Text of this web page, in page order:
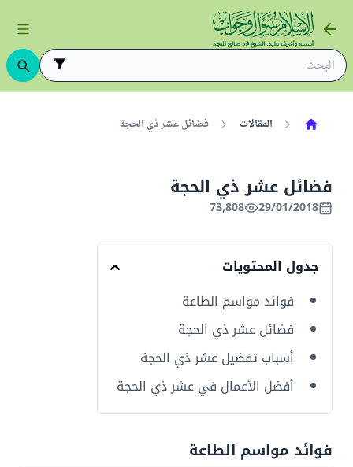
المقالات فضائل عشر ذي الحجة
فضائل عشر ذي الحجة
29/01/2018
73,808
جدول المحتويات
فوائد مواسم الطاعة
فضائل عشر ذي الحجة
أسباب تفضيل عشر ذي الحجة
أفضل الأعمال في عشر ذي الحجة
فوائد مواسم الطاعة